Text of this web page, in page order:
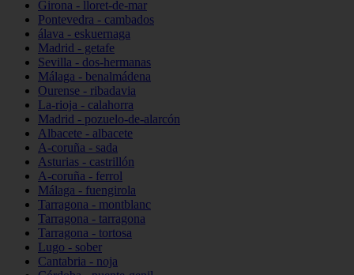
Girona - lloret-de-mar
Pontevedra - cambados
álava - eskuernaga
Madrid - getafe
Sevilla - dos-hermanas
Málaga - benalmádena
Ourense - ribadavia
La-rioja - calahorra
Madrid - pozuelo-de-alarcón
Albacete - albacete
A-coruña - sada
Asturias - castrillón
A-coruña - ferrol
Málaga - fuengirola
Tarragona - montblanc
Tarragona - tarragona
Tarragona - tortosa
Lugo - sober
Cantabria - noja